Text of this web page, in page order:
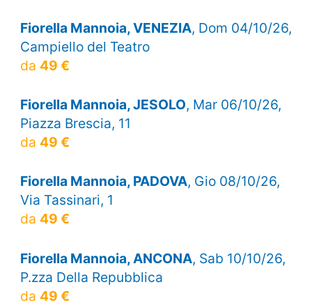
Fiorella Mannoia, VENEZIA, Dom 04/10/26,
Campiello del Teatro
da 49 €
Fiorella Mannoia, JESOLO, Mar 06/10/26,
Piazza Brescia, 11
da 49 €
Fiorella Mannoia, PADOVA, Gio 08/10/26,
Via Tassinari, 1
da 49 €
Fiorella Mannoia, ANCONA, Sab 10/10/26,
P.zza Della Repubblica
da 49 €